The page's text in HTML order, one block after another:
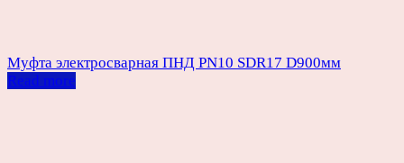
Муфта электросварная ПНД PN10 SDR17 D900мм
Read more